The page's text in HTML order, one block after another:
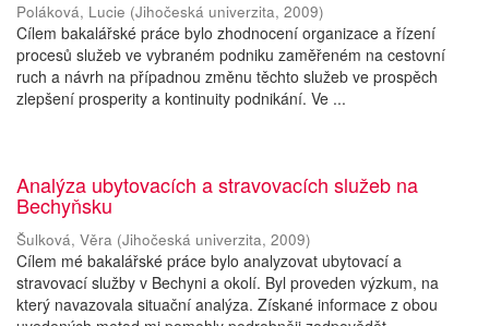
Poláková, Lucie (Jihočeská univerzita, 2009)
Cílem bakalářské práce bylo zhodnocení organizace a řízení
procesů služeb ve vybraném podniku zaměřeném na cestovní
ruch a návrh na případnou změnu těchto služeb ve prospěch
zlepšení prosperity a kontinuity podnikání. Ve ...
Analýza ubytovacích a stravovacích služeb na
Bechyňsku
Šulková, Věra (Jihočeská univerzita, 2009)
Cílem mé bakalářské práce bylo analyzovat ubytovací a
stravovací služby v Bechyni a okolí. Byl proveden výzkum, na
který navazovala situační analýza. Získané informace z obou